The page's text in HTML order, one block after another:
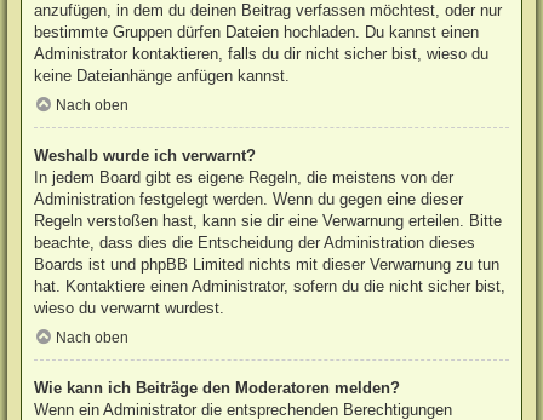
anzufügen, in dem du deinen Beitrag verfassen möchtest, oder nur
bestimmte Gruppen dürfen Dateien hochladen. Du kannst einen
Administrator kontaktieren, falls du dir nicht sicher bist, wieso du
keine Dateianhänge anfügen kannst.
Nach oben
Weshalb wurde ich verwarnt?
In jedem Board gibt es eigene Regeln, die meistens von der
Administration festgelegt werden. Wenn du gegen eine dieser
Regeln verstoßen hast, kann sie dir eine Verwarnung erteilen. Bitte
beachte, dass dies die Entscheidung der Administration dieses
Boards ist und phpBB Limited nichts mit dieser Verwarnung zu tun
hat. Kontaktiere einen Administrator, sofern du die nicht sicher bist,
wieso du verwarnt wurdest.
Nach oben
Wie kann ich Beiträge den Moderatoren melden?
Wenn ein Administrator die entsprechenden Berechtigungen